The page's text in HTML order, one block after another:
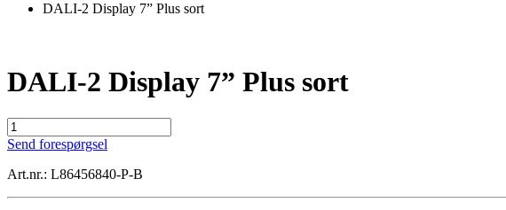
DALI-2 Display 7” Plus sort
DALI-2 Display 7” Plus sort
DALI-
2
7”
Send forespørgsel
Art.nr.: L86456840-P-B